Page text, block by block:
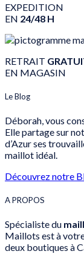
EXPEDITION
EN 24/48 H
RETRAIT
EN MAGASIN
Le Blog
Déborah, vous
Elle partage sur
d’Azur ses
maillot idéal.
Découvrez notre
A PROPOS
Spécialiste du
Maillots est à
deux boutiques à